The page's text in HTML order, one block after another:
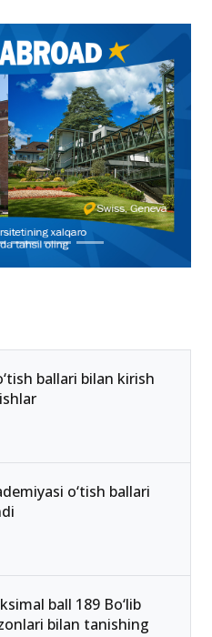
ballari bilan kirish
o‘tish ballari